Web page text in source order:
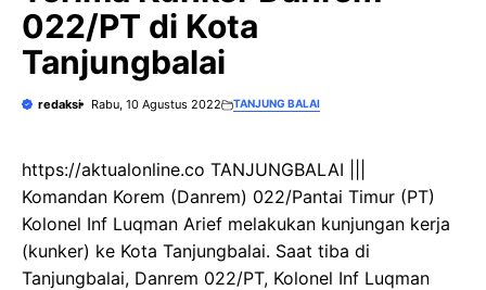
022/PT di Kota
Tanjungbalai
redaksi Rabu, 10 Agustus 2022 TANJUNG BALAI
https://aktualonline.co TANJUNGBALAI |||
Komandan Korem (Danrem) 022/Pantai Timur (PT)
Kolonel Inf Luqman Arief melakukan kunjungan kerja
(kunker) ke Kota Tanjungbalai. Saat tiba di
Tanjungbalai, Danrem 022/PT, Kolonel Inf Luqman